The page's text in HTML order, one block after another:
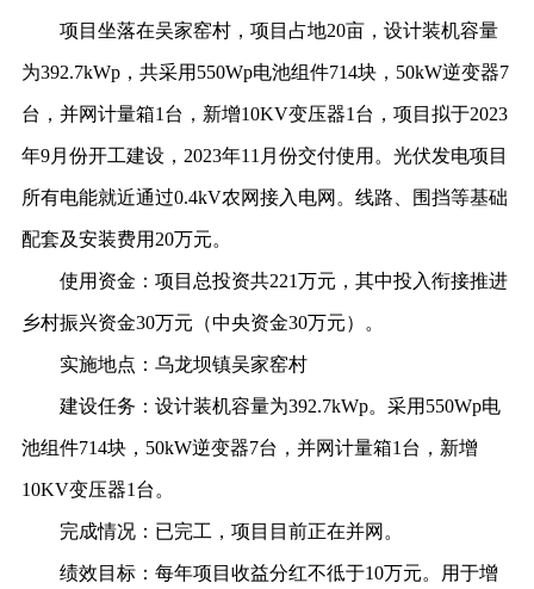
项目坐落在吴家窑村，项目占地20亩，设计装机容量
为392.7kWp，共采用550Wp电池组件714块，50kW逆变器7
台，并网计量箱1台，新增10KV变压器1台，项目拟于2023
年9月份开工建设，2023年11月份交付使用。光伏发电项目
所有电能就近通过0.4kV农网接入电网。线路、围挡等基础
配套及安装费用20万元。
使用资金： 项目总投资共221万元，其中投入衔接推进
乡村振兴资金30万元（中央资金30万元）。
实施地点： 乌龙坝镇吴家窑村
建设任务： 设计装机容量为392.7kWp。采用550Wp电
池组件714块，50kW逆变器7台，并网计量箱1台，新增
10KV变压器1台。
完成情况： 已完工，项目目前正在并网。
绩效目标： 每年项目收益分红不彽于10万元。用于增